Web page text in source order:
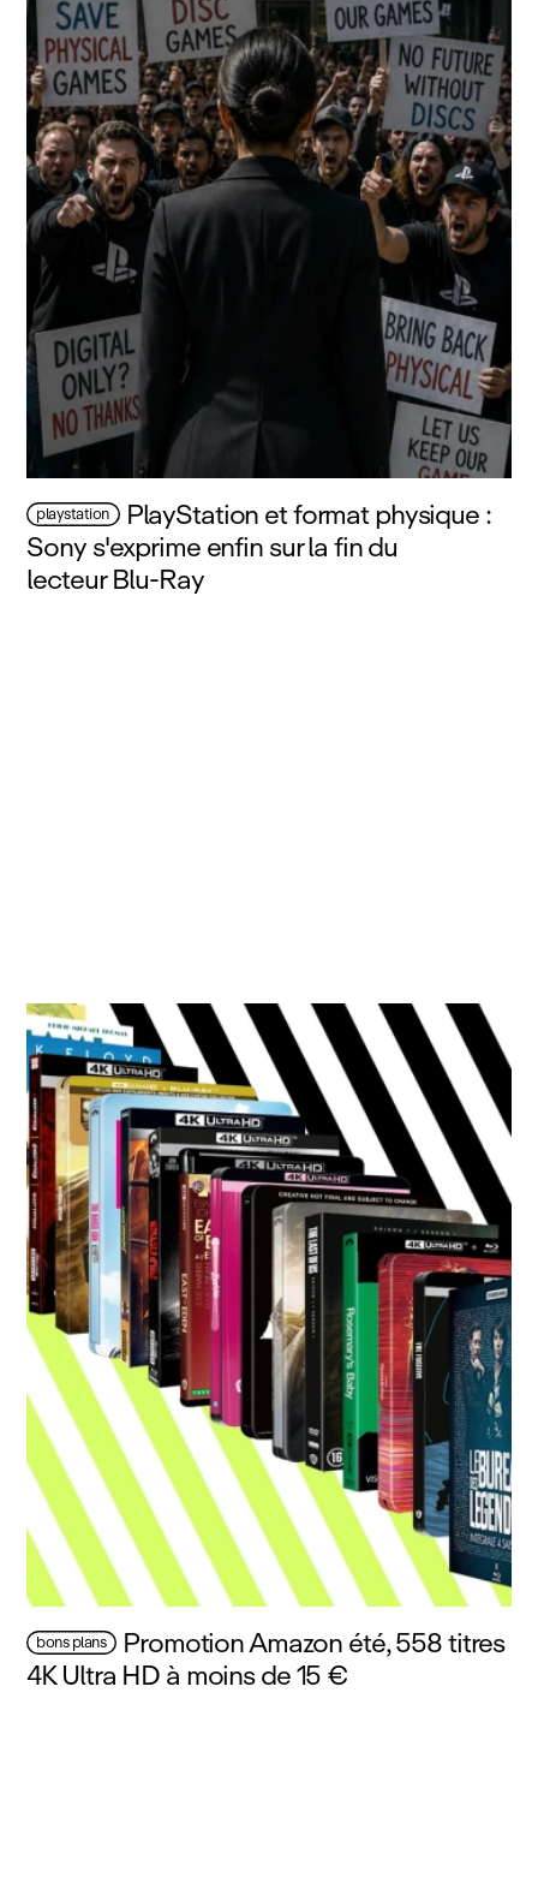
playstation PlayStation et format physique :
Sony s'exprime enfin sur la fin du
lecteur Blu‑Ray
bons plans Promotion Amazon été, 558 titres
4K Ultra HD à moins de 15 €